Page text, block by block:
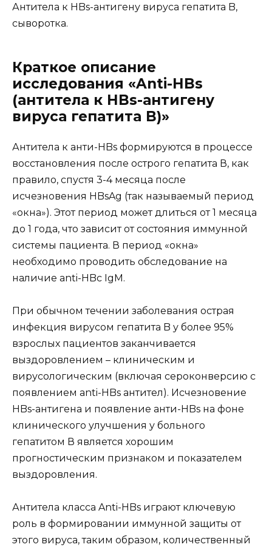
Антитела к HBs-антигену вируса гепатита B,
сыворотка.
Краткое описание
исследования «Anti-HBs
(антитела к HBs-антигену
вируса гепатита B)»
Антитела к анти-HBs формируются в процессе
восстановления после острого гепатита В, как
правило, спустя 3-4 месяца после
исчезновения HBsAg (так называемый период
«окна»). Этот период может длиться от 1 месяца
до 1 года, что зависит от состояния иммунной
системы пациента. В период «окна»
необходимо проводить обследование на
наличие anti-HBc IgM.
При обычном течении заболевания острая
инфекция вирусом гепатита B у более 95%
взрослых пациентов заканчивается
выздоровлением – клиническим и
вирусологическим (включая сероконверсию с
появлением anti-HBs антител). Исчезновение
HBs-антигена и появление анти-HBs на фоне
клинического улучшения у больного
гепатитом В является хорошим
прогностическим признаком и показателем
выздоровления.
Антитела класса Anti-HBs играют ключевую
роль в формировании иммунной защиты от
этого вируса, таким образом, количественный